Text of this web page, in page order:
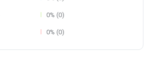
0% (0)
0% (0)